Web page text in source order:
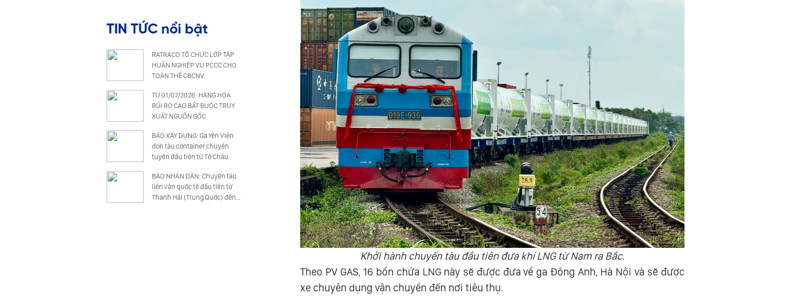
TIN TỨC nổi bật
RATRACO TỔ CHỨC LỚP TẬP
HUẤN NGHIỆP VỤ PCCC CHO
TOÀN THỂ CBCNV
TỪ 01/07/2026: HÀNG HÓA
RỦI RO CAO BẮT BUỘC TRUY
XUẤT NGUỒN GỐC
BÁO XÂY DỰNG: Ga Yên Viên
đón tàu container chuyên
tuyến đầu tiên từ Tô Châu
BÁO NHÂN DÂN: Chuyến tàu
liên vận quốc tế đầu tiên từ
Thanh Hải (Trung Quốc) đến
Khởi hành chuyến tàu đầu tiên đưa khí LNG từ Nam ra Bắc.
Theo PV GAS, 16 bồn chứa LNG này sẽ được đưa về ga Đông Anh, Hà Nội và sẽ được
xe chuyên dụng vận chuyển đến nơi tiêu thụ.